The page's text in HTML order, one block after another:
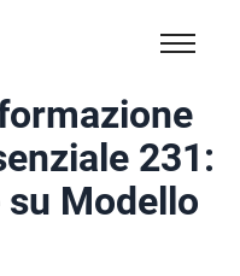
231:
Modello